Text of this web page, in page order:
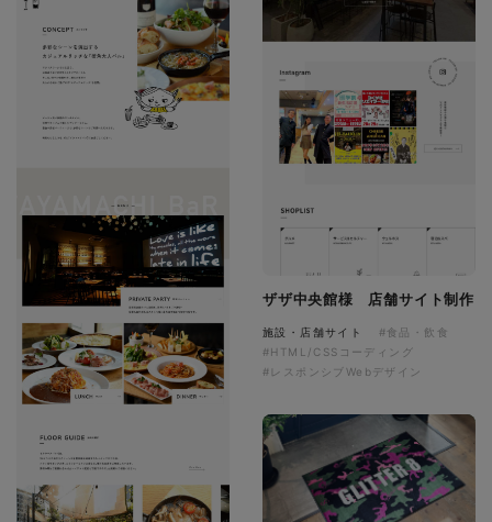
ザザ中央館様 店舗サイト制作
施設・店舗サイト
#食品・飲食
#HTML/CSSコーディング
#レスポンシブWebデザイン